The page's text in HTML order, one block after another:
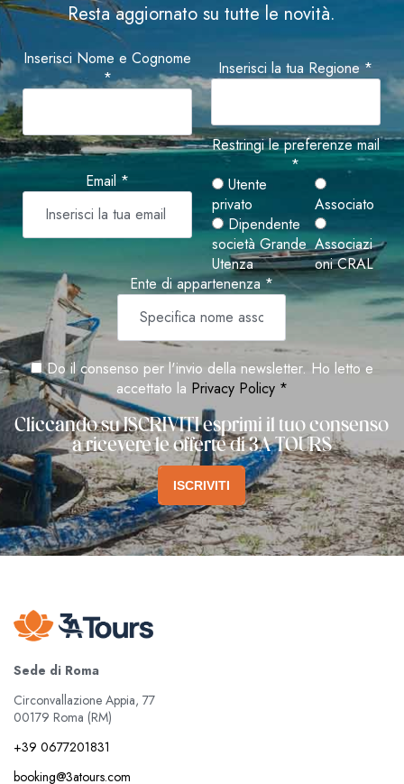
Resta aggiornato su tutte le novità.
Inserisci Nome e Cognome
*
Inserisci la tua Regione *
Email *
Restringi le preferenze mail
*
Utente
privato
Associato
Dipendente
società Grande
Utenza
Associazi
oni CRAL
Ente di appartenenza *
Do il consenso per l'invio della newsletter. Ho letto e
accettato la Privacy Policy *
Cliccando su ISCRIVITI esprimi il tuo consenso
a ricevere le offerte di 3A TOURS
ISCRIVITI
Sede di Roma
Circonvallazione Appia, 77
00179 Roma (RM)
+39 0677201831
booking@3atours.com